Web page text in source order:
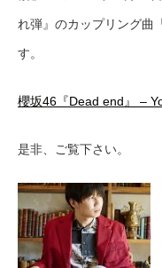
れ弾』のカップリング曲
す。
櫻坂46『Dead end』 –
是非、ご覧下さい。